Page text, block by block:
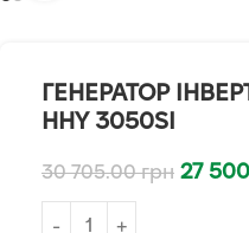
ГЕНЕРАТОР
HHY 3050SI
30 705.00грн 27